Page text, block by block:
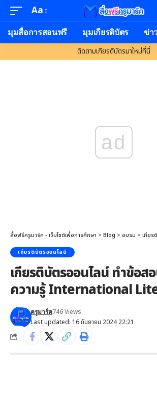
Aa
มุมสื่อการสอนฟรี มุมเกียรติบัตร ข่า
ติดตามเกียรติบัตรมาใหม่ที่นี่
ad
สื่อฟรีครูมาร์ค - เว็บไซต์เพื่อการศึกษา > Blog > อบรม > เกียร
เกียรติบัตรออนไลน์
เกียรติบัตรออนไลน์ ทำข้อส
ความรู้ International
Last updated: 16 กันยายน 2024 22:21
ครูมาร์ค746 Views